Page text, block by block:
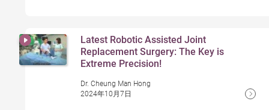
Latest Robotic Assisted Joint
Replacement Surgery: The Key is
Extreme Precision!
Dr. Cheung Man Hong
2024年10月7日